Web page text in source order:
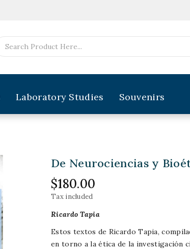
Laboratory Studies Souvenirs
De Neurociencias y
$180.00
Tax included
Ricardo Tapia
Estos textos de Ricardo Tapia,
en torno a la ética de la investigación